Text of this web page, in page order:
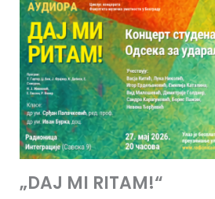
„DAJ MI RITAM!“